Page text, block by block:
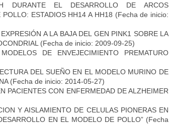
DURANTE EL DESARROLLO DE ARCOS
ESTADIOS HH14 A HH18 (Fecha de inicio:
A LA BAJA DEL GEN PINK1 SOBRE LA
(Fecha de inicio: 2009-09-25)
DE ENVEJECIMIENTO PREMATURO
DEL SUEÑO EN EL MODELO MURINO DE
(Fecha de inicio: 2014-05-27)
PACIENTES CON ENFERMEDAD DE ALZHEIMER
Y AISLAMIENTO DE CELULAS PIONERAS EN
EN EL MODELO DE POLLO”(Fecha